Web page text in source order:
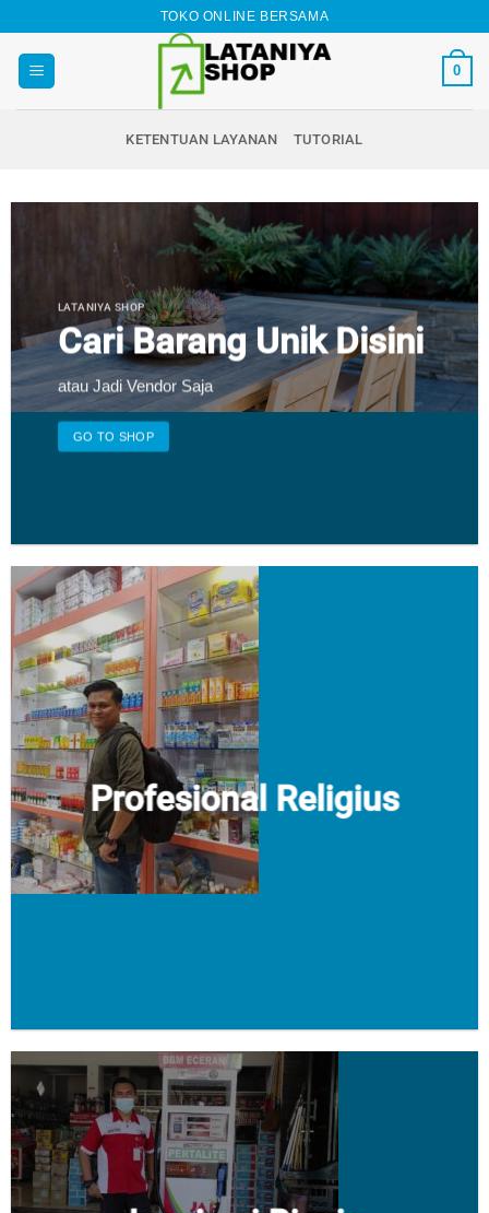
content
TOKO ONLINE BERSAMA
0
KETENTUAN LAYANAN TUTORIAL
LATANIYA SHOP
Cari Barang Unik Disini
atau Jadi Vendor Saja
GO TO SHOP
Profesional Religius